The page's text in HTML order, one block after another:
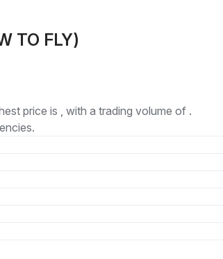
TO FLY)
price is , with a trading volume of .